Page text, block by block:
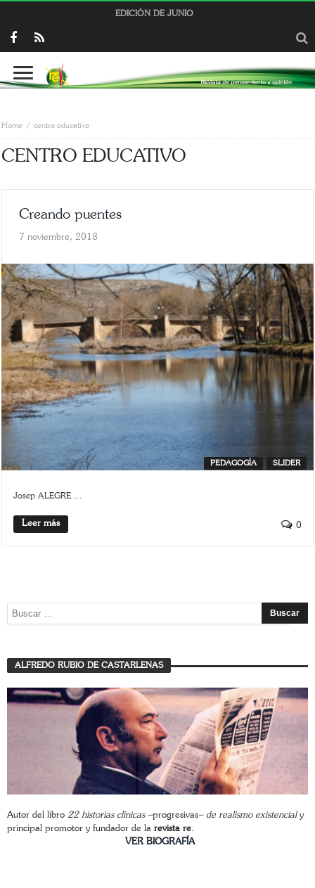
EDICIÓN DE JUNIO
Home centro educativo
CENTRO EDUCATIVO
Creando puentes
7 noviembre, 2018
PEDAGOGÍA SLIDER
Josep ALEGRE ...
Leer más 0
ALFREDO RUBIO DE CASTARLENAS
Autor del libro 22 historias clínicas –progresivas– de realismo existencialy
principal promotor y fundador de la revista re.
VER BIOGRAFÍA